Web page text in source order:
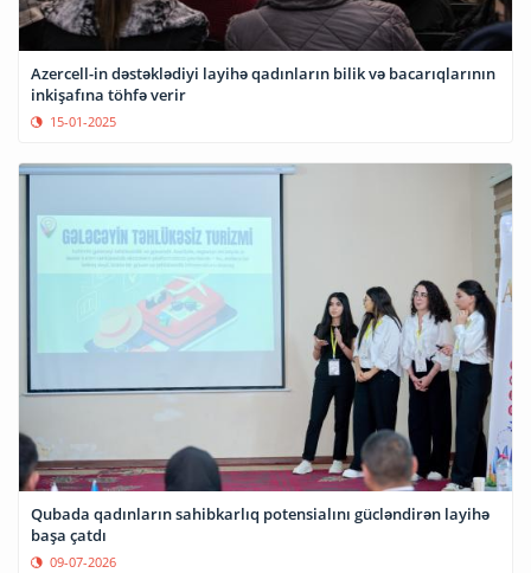
Azercell-in dəstəklədiyi layihə qadınların bilik və bacarıqlarının
inkişafına töhfə verir
15-01-2025
Qubada qadınların sahibkarlıq potensialını gücləndirən layihə
başa çatdı
09-07-2026